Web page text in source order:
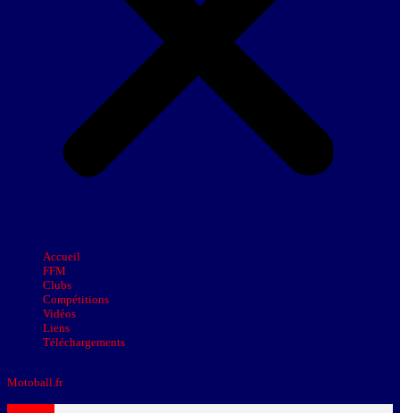
Accueil
FFM
Clubs
Compétitions
Vidéos
Liens
Téléchargements
Motoball.fr>